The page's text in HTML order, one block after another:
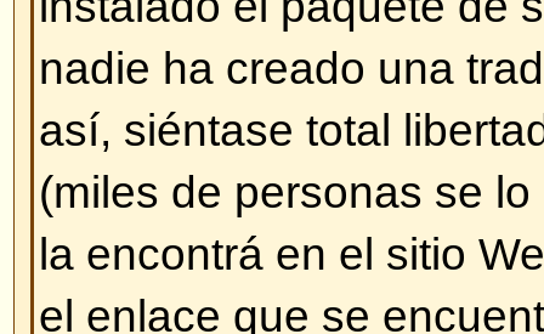
sólo puede borrar o modificar
ingresado Ud. mismo. Puede
pulsando enEditar. Si alguien
mensaje, encontrará un
diciendo que ha sido
hecho. No aparece si fue un
administrador el que lo modificó